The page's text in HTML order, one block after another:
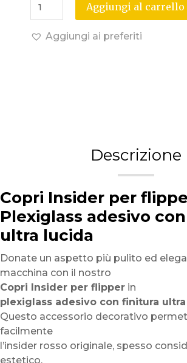
Aggiungi al carrello
Aggiungi ai preferiti
Descrizione
Copri Insider per
Plexiglass adesivo
ultra lucida
Donate un aspetto più pulito ed
macchina con il nostro
Copri Insider per flipper in
plexiglass adesivo con finitura
Questo accessorio decorativo
facilmente
l’insider rosso originale, spesso
estetico,